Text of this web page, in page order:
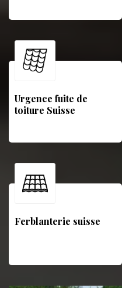
Urgence fuite de
toiture Suisse
Ferblanterie suisse